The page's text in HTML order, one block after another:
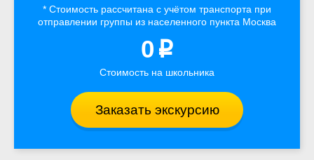
* Стоимость рассчитана с учётом транспорта при
отправлении группы из населенного пункта Москва
0 p
Стоимость на школьника
Заказать экскурсию